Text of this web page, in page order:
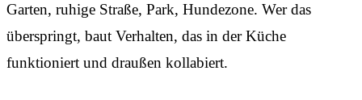
Garten, ruhige Straße, Park, Hundezone. Wer das
überspringt, baut Verhalten, das in der Küche
funktioniert und draußen kollabiert.